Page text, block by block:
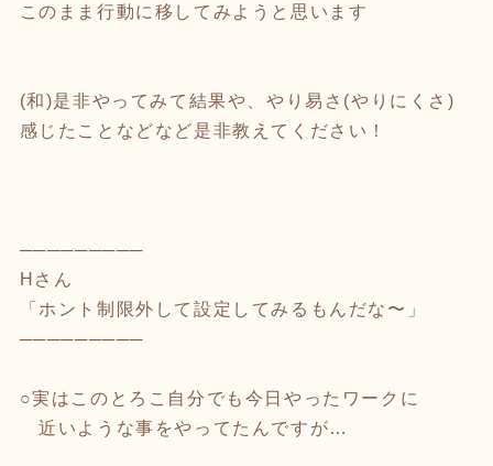
このまま行動に移してみようと思います
(和)是非やってみて結果や、やり易さ(やりにくさ)
感じたことなどなど是非教えてください！
─────────
Hさん
「ホント制限外して設定してみるもんだな〜」
─────────
○実はこのとろこ自分でも今日やったワークに
近いような事をやってたんですが…